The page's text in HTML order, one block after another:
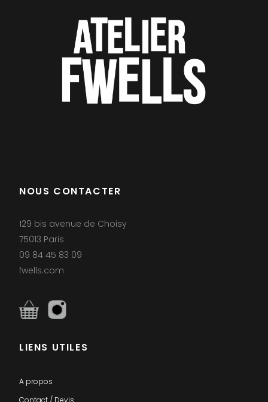
NOUS CONTACTER
129 bis avenue de Choisy
75013 Paris
09 84 45 83 09
fwells.com
LIENS UTILES
A propos